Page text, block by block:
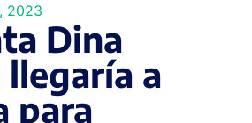
2023
Dina
a
para